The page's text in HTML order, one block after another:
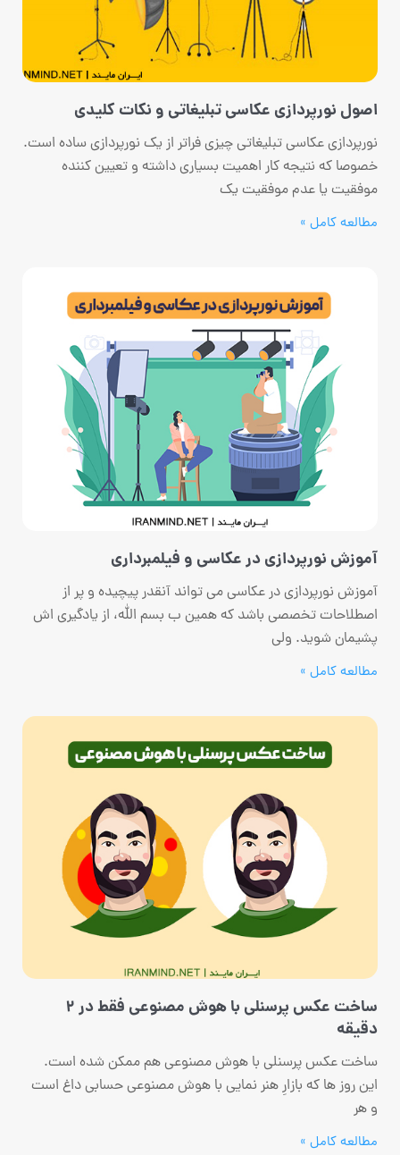
اصول نورپردازی عکاسی تبلیغاتی و نکات کلیدی
نورپردازی عکاسی تبلیغاتی چیزی فراتر از یک نورپردازی ساده است.
خصوصا که نتیجه کار اهمیت بسیاری داشته و تعیین کننده
موفقیت یا عدم موفقیت یک
مطالعه کامل »
آموزش نورپردازی در عکاسی و فیلمبرداری
آموزش نورپردازی در عکاسی می تواند آنقدر پیچیده و پر از
اصطلاحات تخصصی باشد که همین ب بسم الله، از یادگیری اش
پشیمان شوید. ولی
مطالعه کامل »
ساخت عکس پرسنلی با هوش مصنوعی فقط در 2
دقیقه
ساخت عکس پرسنلی با هوش مصنوعی هم ممکن شده است.
این روز ها که بازارِ هنر نمایی با هوش مصنوعی حسابی داغ است
و هر
مطالعه کامل »